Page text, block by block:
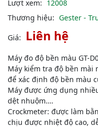
Lượt xem: 12008
Thương hiệu: Gester -
Giá: Liên hệ
Máy đo độ bền màu GT-
Máy kiểm tra độ bền mài
để xác định độ bền màu
Máy được ứng dụng
dệt nhuộm….
Crockmeter: được làm
chịu được nhiệt độ cao,